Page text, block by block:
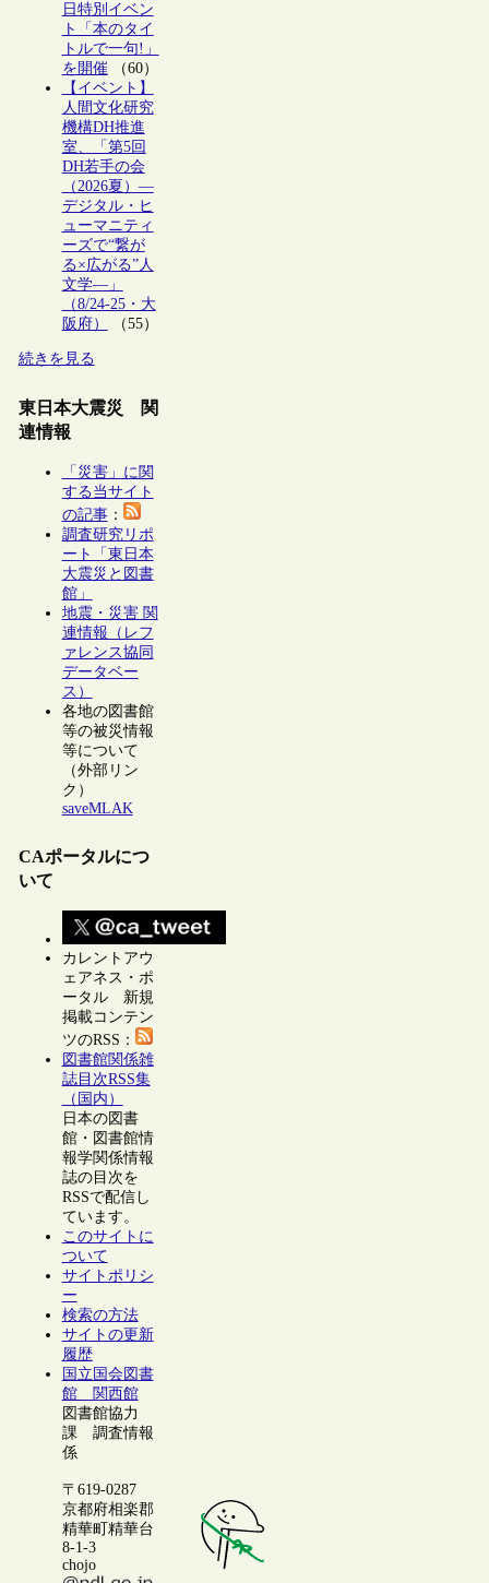
日特別イベン
ト「本のタイ
トルで一句!」
を開催（60）
【イベント】
人間文化研究
機構DH推進
室、「第5回
DH若手の会
（2026夏）―
デジタル・ヒ
ューマニティ
ーズで“繋が
る×広がる”人
文学―」
（8/24-25・大
阪府）
（55）
続きを見る
東日本大震災 関
連情報
「災害」に関
する当サイト
の記事：
調査研究リポ
ート「東日本
大震災と図書
館」
地震・災害 関
連情報（レフ
ァレンス協同
データベー
ス）
各地の図書館
等の被災情報
等について
（外部リン
ク）
saveMLAK
CAポータルにつ
いて
カレントアウ
ェアネス・ポ
ータル 新規
掲載コンテン
ツのRSS：
図書館関係雑
誌目次RSS集
（国内）
日本の図書
館・図書館情
報学関係情報
誌の目次を
RSSで配信し
ています。
このサイトに
ついて
サイトポリシ
ー
検索の方法
サイトの更新
履歴
国立国会図書
館 関西館
図書館協力
課 調査情報
係
〒619-0287
京都府相楽郡
精華町精華台
8-1-3
chojo